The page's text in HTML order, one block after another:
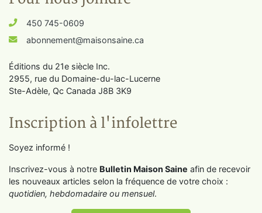
450 745-0609
abonnement@maisonsaine.ca
Éditions du 21e siècle Inc.
2955, rue du Domaine-du-lac-Lucerne
Ste-Adèle, Qc Canada J8B 3K9
Inscription à l'infolettre
Soyez informé !
Inscrivez-vous à notre Bulletin Maison Saine afin de recevoir
les nouveaux articles selon la fréquence de votre choix :
quotidien, hebdomadaire ou mensuel.